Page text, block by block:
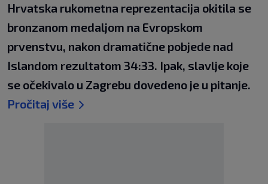
Hrvatska rukometna reprezentacija okitila se
bronzanom medaljom na Evropskom
prvenstvu, nakon dramatične pobjede nad
Islandom rezultatom 34:33. Ipak, slavlje koje
se očekivalo u Zagrebu dovedeno je u pitanje.
Pročitaj više